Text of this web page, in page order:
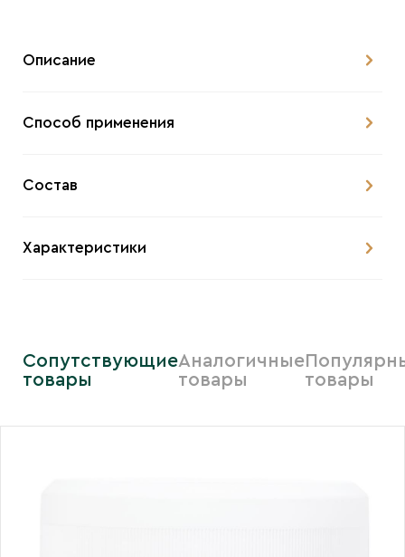
Описание
Способ применения
Состав
Характеристики
Сопутствующие
товары
Аналогичные
товары
товары